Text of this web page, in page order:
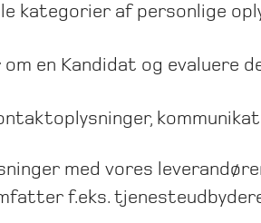
kategorier af personlige
en Kandidat og evaluere
med vores
f.eks.